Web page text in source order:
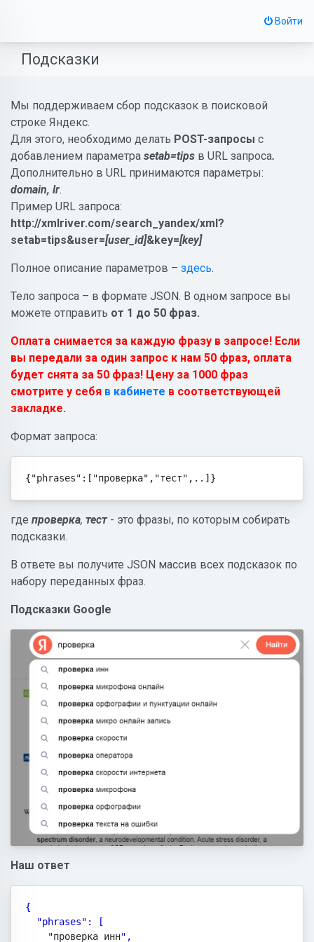
Войти
Подсказки
Мы поддерживаем сбор подсказок в поисковой
строке Яндекс.
Для этого, необходимо делать POST-запросы с
добавлением параметра setab=tips в URL запроса.
Дополнительно в URL принимаются параметры:
domain, lr.
Пример URL запроса:
http://xmlriver.com/search_yandex/xml?
setab=tips&user=[user_id]&key=[key]
Полное описание параметров – здесь.
Тело запроса – в формате JSON. В одном запросе вы
можете отправить от 1 до 50 фраз.
Оплата снимается за каждую фразу в запросе! Если
вы передали за один запрос к нам 50 фраз, оплата
будет снята за 50 фраз! Цену за 1000 фраз
смотрите у себя в кабинете в соответствующей
закладке.
Формат запроса:
{"phrases":["проверка","тест",..]}
где проверка, тест - это фразы, по которым собирать
подсказки.
В ответе вы получите JSON массив всех подсказок по
набору переданных фраз.
Подсказки Google
Наш ответ
{
"phrases": [
"проверка инн",